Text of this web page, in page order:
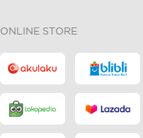
ONLINE STORE